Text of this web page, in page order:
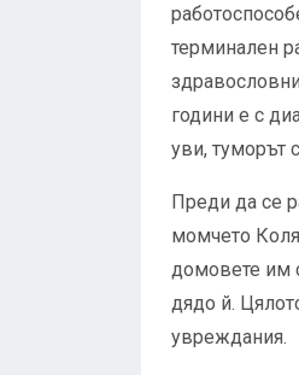
терминален
години е с
уви, туморът
Преди да се
момчето
домовете им
дядо й.
увреждания.